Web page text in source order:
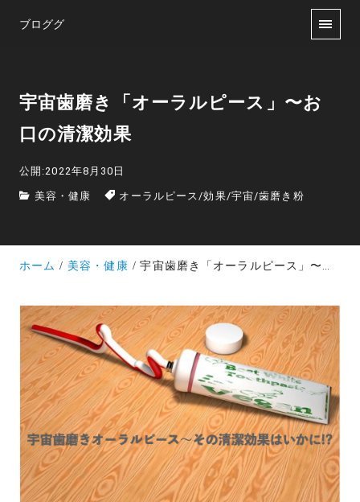
ブロググ
宇宙歯磨き「オーラルピース」〜お
口の清潔効果
公開:2022年8月30日
美容・健康 オーラルピース /効果/宇宙/歯磨き粉
ホーム 美容・健康 宇宙歯磨き「オーラルピース」〜お口の清潔効果